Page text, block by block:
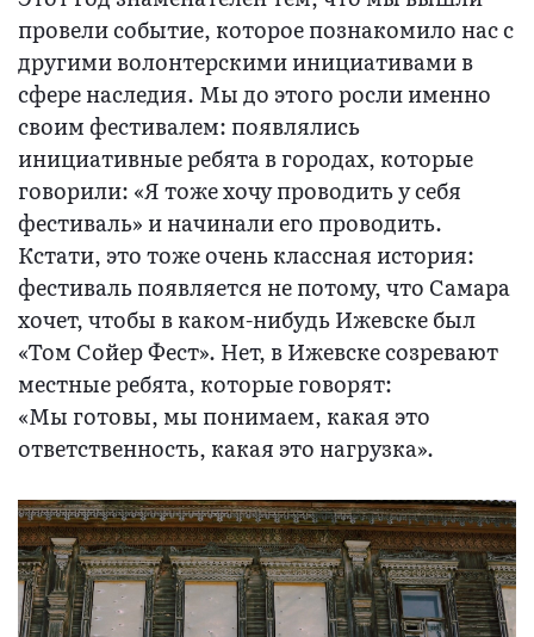
провели событие, которое познакомило нас с
другими волонтерскими инициативами в
сфере наследия. Мы до этого росли именно
своим фестивалем: появлялись
инициативные ребята в городах, которые
говорили: «Я тоже хочу проводить у себя
фестиваль» и начинали его проводить.
Кстати, это тоже очень классная история:
фестиваль появляется не потому, что Самара
хочет, чтобы в каком-нибудь Ижевске был
«Том Сойер Фест». Нет, в Ижевске созревают
местные ребята, которые говорят:
«Мы готовы, мы понимаем, какая это
ответственность, какая это нагрузка».